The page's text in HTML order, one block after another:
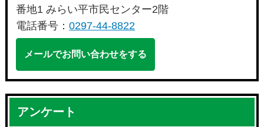
番地1 みらい平市民センター2階
電話番号：0297-44-8822
メールでお問い合わせをする
アンケート